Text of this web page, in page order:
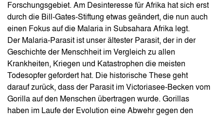
Forschungsgebiet. Am Desinteresse für Afrika hat sich erst
durch die Bill-Gates-Stiftung etwas geändert, die nun auch
einen Fokus auf die Malaria in Subsahara Afrika legt.
Der Malaria-Parasit ist unser ältester Parasit, der in der
Geschichte der Menschheit im Vergleich zu allen
Krankheiten, Kriegen und Katastrophen die meisten
Todesopfer gefordert hat. Die historische These geht
darauf zurück, dass der Parasit im Victoriasee-Becken vom
Gorilla auf den Menschen übertragen wurde. Gorillas
haben im Laufe der Evolution eine Abwehr gegen den